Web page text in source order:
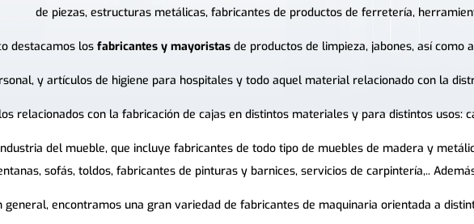
de piezas, estructuras metálicas, fabricantes de productos de ferretería,
destacamos losfabricantes y mayoristas de productos de limpieza, jabones, así como
y artículos de higiene para hospitales y todo aquel material relacionado con la
relacionados con la fabricación de cajas en distintos materiales y para distintos usos:
del mueble, que incluye fabricantes de todo tipo de muebles de madera y
sofás, toldos, fabricantes de pinturas y barnices, servicios de carpintería,..
general, encontramos una gran variedad de fabricantes de maquinaria orientada a